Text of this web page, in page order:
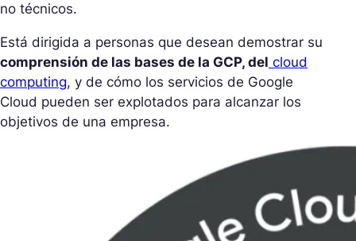
no técnicos.
Está dirigida a personas que desean demostrar su
comprensión de las bases de la GCP, del cloud
computing, y de cómo los servicios de Google
Cloud pueden ser explotados para alcanzar los
objetivos de una empresa.